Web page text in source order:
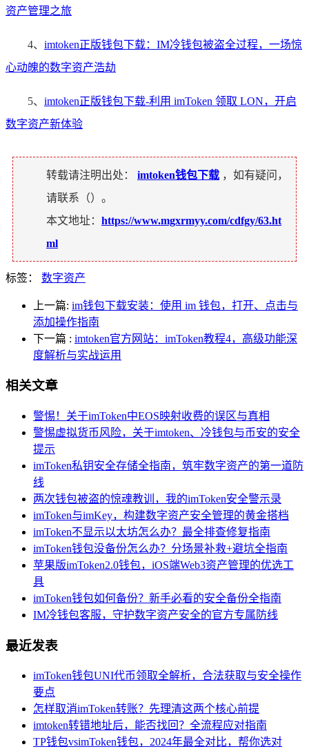
资产管理之旅
4、 imtoken正版钱包下载：IM冷钱包被盗全过程，一场惊
心动魄的数字资产浩劫
5、 imtoken正版钱包下载-利用 imToken 领取 LON，开启
数字资产新体验
转载请注明出处： imtoken钱包下载 ，如有疑问，
请联系（）。
本文地址： https://www.mgxrmyy.com/cdfgy/63.ht
ml
标签： 数字资产
上一篇: im钱包下载安装：使用 im 钱包，打开、点击与
添加操作指南
下一篇 : imtoken官方网站：imToken教程4，高级功能深
度解析与实战运用
相关文章
警惕！关于imToken中EOS映射收费的误区与真相
警惕虚拟货币风险，关于imtoken、冷钱包与币安的安全
提示
imToken私钥安全存储全指南，筑牢数字资产的第一道防
线
两次钱包被盗的惊魂教训，我的imToken安全警示录
imToken与imKey，构建数字资产安全管理的黄金搭档
imToken不显示以太坊怎么办？最全排查修复指南
imToken钱包没备份怎么办？分场景补救+避坑全指南
苹果版imToken2.0钱包，iOS端Web3资产管理的优选工
具
imToken钱包如何备份？新手必看的安全备份全指南
IM冷钱包客服，守护数字资产安全的官方专属防线
最近发表
imToken钱包UNI代币领取全解析，合法获取与安全操作
要点
怎样取消imToken转账？先理清这两个核心前提
imtoken转错地址后，能否找回？全流程应对指南
TP钱包vsimToken钱包，2024年最全对比，帮你选对